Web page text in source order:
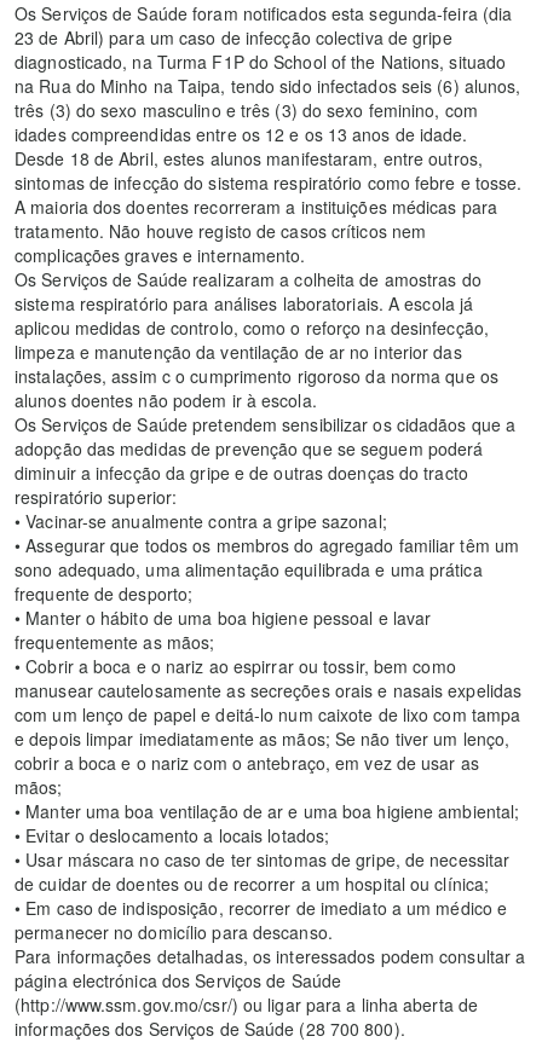
Os Serviços de Saúde foram notificados esta segunda-feira (dia
23 de Abril) para um caso de infecção colectiva de gripe
diagnosticado, na Turma F1P do School of the Nations, situado
na Rua do Minho na Taipa, tendo sido infectados seis (6) alunos,
três (3) do sexo masculino e três (3) do sexo feminino, com
idades compreendidas entre os 12 e os 13 anos de idade.
Desde 18 de Abril, estes alunos manifestaram, entre outros,
sintomas de infecção do sistema respiratório como febre e tosse.
A maioria dos doentes recorreram a instituições médicas para
tratamento. Não houve registo de casos críticos nem
complicações graves e internamento.
Os Serviços de Saúde realizaram a colheita de amostras do
sistema respiratório para análises laboratoriais. A escola já
aplicou medidas de controlo, como o reforço na desinfecção,
limpeza e manutenção da ventilação de ar no interior das
instalações, assim c o cumprimento rigoroso da norma que os
alunos doentes não podem ir à escola.
Os Serviços de Saúde pretendem sensibilizar os cidadãos que a
adopção das medidas de prevenção que se seguem poderá
diminuir a infecção da gripe e de outras doenças do tracto
respiratório superior:
• Vacinar-se anualmente contra a gripe sazonal;
• Assegurar que todos os membros do agregado familiar têm um
sono adequado, uma alimentação equilibrada e uma prática
frequente de desporto;
• Manter o hábito de uma boa higiene pessoal e lavar
frequentemente as mãos;
• Cobrir a boca e o nariz ao espirrar ou tossir, bem como
manusear cautelosamente as secreções orais e nasais expelidas
com um lenço de papel e deitá-lo num caixote de lixo com tampa
e depois limpar imediatamente as mãos; Se não tiver um lenço,
cobrir a boca e o nariz com o antebraço, em vez de usar as
mãos;
• Manter uma boa ventilação de ar e uma boa higiene ambiental;
• Evitar o deslocamento a locais lotados;
• Usar máscara no caso de ter sintomas de gripe, de necessitar
de cuidar de doentes ou de recorrer a um hospital ou clínica;
• Em caso de indisposição, recorrer de imediato a um médico e
permanecer no domicílio para descanso.
Para informações detalhadas, os interessados podem consultar a
página electrónica dos Serviços de Saúde
(http://www.ssm.gov.mo/csr/) ou ligar para a linha aberta de
informações dos Serviços de Saúde (28 700 800).